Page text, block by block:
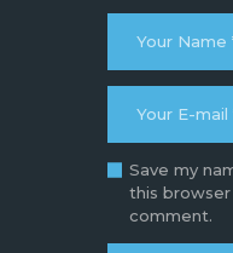
Save my
this
comment.